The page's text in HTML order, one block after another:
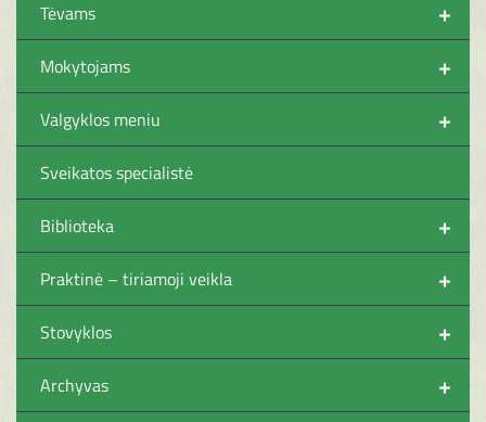
+
Tėvams
+
Mokytojams
+
Valgyklos meniu
Sveikatos specialistė
+
Biblioteka
+
Praktinė – tiriamoji veikla
+
Stovyklos
+
Archyvas